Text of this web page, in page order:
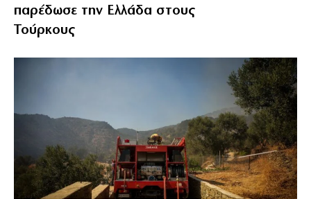
παρέδωσε την Ελλάδα στους
Τούρκους